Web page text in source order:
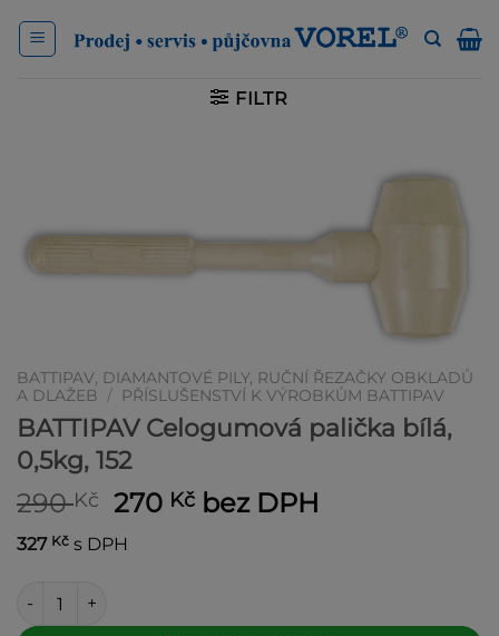
FILTR
BATTIPAV, DIAMANTOVÉ PILY, RUČNÍ ŘEZAČKY OBKLADŮ
A DLAŽEB / PŘÍSLUŠENSTVÍ K VÝROBKŮM BATTIPAV
BATTIPAV Celogumová palička bílá,
0,5kg, 152
290Kč
Původní
cena
byla:
270 KčAktuální
bez DPH
327 Kč s DPH
BATTIPAV Celogumová palička bílá, 0,5kg, 152 množství
Alternative: